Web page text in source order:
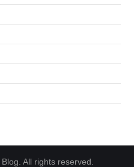
All rights reserved.